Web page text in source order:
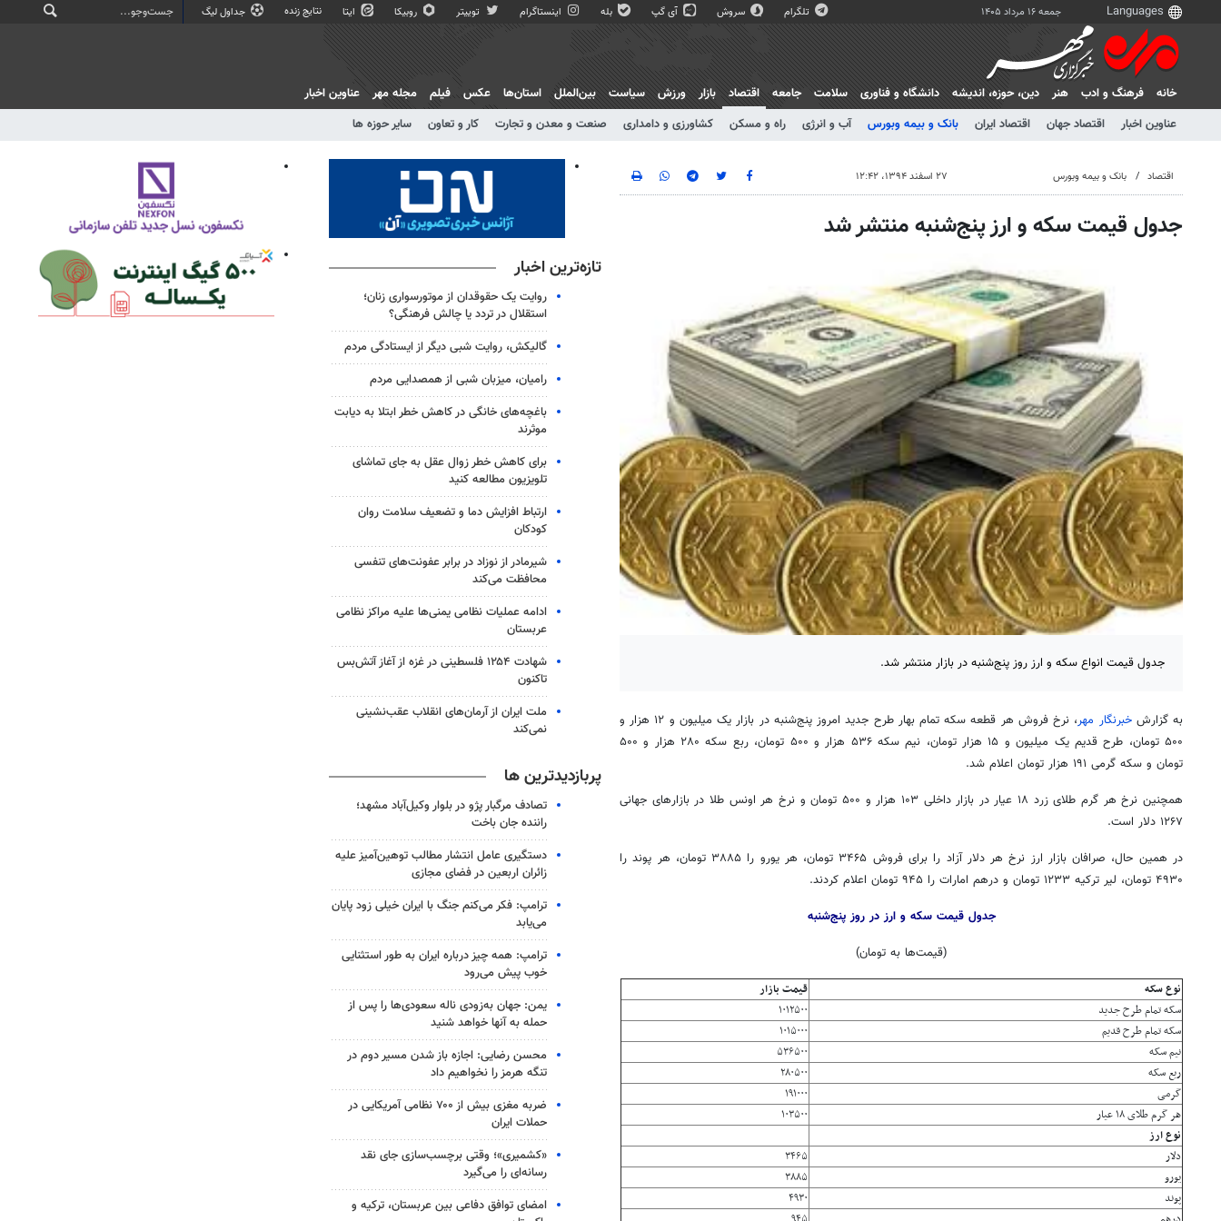
جمعه ۱۶ مرداد ۱۴۰۵ تلگرام سروش آی گپ بله اینستاگرام توییتر روبیکا ایتا نتایج زنده جداول لیگ
خانه فرهنگ و ادب هنر دين، حوزه، انديشه دانشگاه و فناوری سلامت جامعه
اقتصاد
عناوین اخبار
اقتصاد جهان اقتصاد ایران بانک و بیمه وبورس آب و انرژی راه و مسکن کشاورزی و دامداری صنعت و معدن و تجارت کار و تعاون سایر حوزه ها
بازار ورزش سیاست بین‌الملل استان‌ها عکس فیلم مجله مهر عناوین اخبار
اقتصاد بانک و بیمه وبورس ۲۷ اسفند ۱۳۹۴، ۱۲:۴۲
جدول قیمت سکه و ارز پنج‌شنبه منتشر شد
جدول قیمت انواع سکه و ارز روز پنج‌شنبه در بازار منتشر شد.
به گزارشخبرنگار مهر
، نرخ فروش هر قطعه سکه تمام بهار طرح جدید امروز پنج‌شنبه در بازار یک میلیون و ۱۲ هزار و
۵۰۰ تومان، طرح قدیم یک میلیون و ۱۵ هزار تومان، نیم سکه ۵۳۶ هزار و ۵۰۰ تومان، ربع سکه ۲۸۰ هزار و ۵۰۰
تومان و سکه گرمی ۱۹۱ هزار تومان اعلام شد.
همچنین نرخ هر گرم طلای زرد ۱۸ عیار در بازار داخلی ۱۰۳ هزار و ۵۰۰ تومان و نرخ هر اونس طلا در بازارهای جهانی
۱۲۶۷ دلار است.
در همین حال، صرافان بازار ارز نرخ هر دلار آزاد را برای فروش ۳۴۶۵ تومان، هر یورو را ۳۸۸۵ تومان، هر پوند را
۴۹۳۰ تومان، لیر ترکیه ۱۲۳۳ تومان و درهم امارات را ۹۴۵ تومان اعلام کردند.
جدول قیمت سکه و ارز در روز پنج‌شنبه
(قیمت‌ها به تومان)
نوع سکه
قیمت بازار
سکه‌ تمام‌ طرح‌ جدید
۱۰۱۲۵۰۰
سکه‌ تمام‌ طرح‌ قدیم
۱۰۱۵۰۰۰
نیم سکه
۵۳۶۵۰۰
ربع سکه
۲۸۰۵۰۰
گرمی
۱۹۱۰۰۰
هر گرم طلای ۱۸ عیار
۱۰۳۵۰۰
نوع ارز
دلار
۳۴۶۵
یورو
۳۸۸۵
پوند
۴۹۳۰
تازه‌ترین اخبار
روایت یک حقوقدان از موتورسواری زنان؛
استقلال در تردد یا چالش فرهنگی؟
گالیکش، روایت شبی دیگر از ایستادگی مردم
رامیان، میزبان شبی از همصدایی مردم
باغچه‌های خانگی در کاهش خطر ابتلا به دیابت
موثرند
برای کاهش خطر زوال عقل به جای تماشای
تلویزیون مطالعه کنید
ارتباط افزایش دما و تضعیف سلامت روان
کودکان
شیرمادر از نوزاد در برابر عفونت‌های تنفسی
محافظت می‌کند
ادامه عملیات نظامی یمنی‌ها علیه مراکز نظامی
عربستان
شهادت ۱۲۵۴ فلسطینی در غزه از آغاز آتش‌بس
تاکنون
ملت ایران از آرمان‌های انقلاب عقب‌نشینی
نمی‌کند
پربازدیدترین ها
تصادف مرگبار پژو در بلوار وکیل‌آباد مشهد؛
راننده جان باخت
دستگیری عامل انتشار مطالب توهین‌آمیز علیه
زائران اربعین در فضای مجازی
ترامپ: فکر می‌کنم جنگ با ایران خیلی زود پایان
می‌یابد
ترامپ: همه چیز درباره ایران به طور استثنایی
خوب پیش می‌رود
یمن: جهان به‌زودی ناله سعودی‌ها را پس از
حمله به آنها خواهد شنید
محسن رضایی: اجازه باز شدن مسیر دوم در
تنگه هرمز را نخواهیم داد
ضربه مغزی بیش از ۷۰۰ نظامی آمریکایی در
حملات ایران
«کشمیری»؛ وقتی برچسب‌سازی جای نقد
رسانه‌ای را می‌گیرد
امضای توافق دفاعی بین عربستان، ترکیه و